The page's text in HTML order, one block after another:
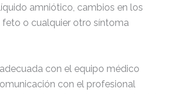
amniótico, cambios en los
o cualquier otro síntoma
con el equipo médico
con el profesional